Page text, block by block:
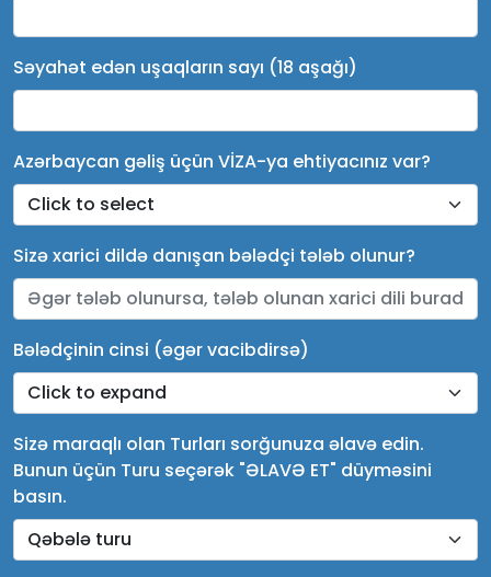
Səyahət edən uşaqların sayı (18 aşağı)
Azərbaycan gəliş üçün VİZA-ya ehtiyacınız var?
Sizə xarici dildə danışan bələdçi tələb olunur?
Bələdçinin cinsi (əgər vacibdirsə)
Sizə maraqlı olan Turları sorğunuza əlavə edin.
Bunun üçün Turu seçərək "ƏLAVƏ ET" düyməsini
basın.